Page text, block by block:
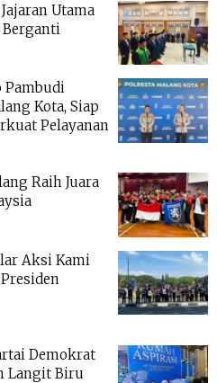
Utama
Berganti
Pambudi
Kota, Siap
Pelayanan
Raih Juara
Aksi Kami
Demokrat
Langit Biru